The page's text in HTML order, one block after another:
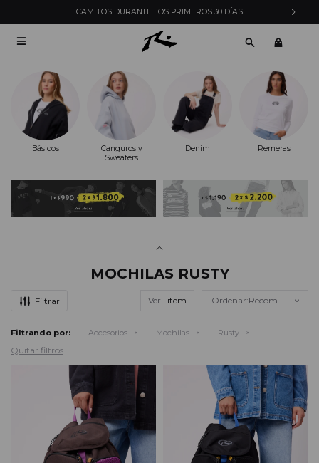
ENVÍOS EXPRESS EN MONTEVIDEO CON PEDIDOS YA

Básicos
Canguros y
Sweaters
Denim Remeras
MOCHILAS RUSTY
Ver Recomendados
Filtrando por: Accesorios Mochilas Rusty
Quitar filtros